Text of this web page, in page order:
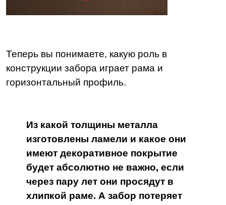
Теперь вы понимаете, какую роль в
конструкции забора играет рама и
горизонтальный профиль.
Из какой толщины металла
изготовлены ламели и какое они
имеют декоративное покрытие
будет абсолютно не важно, если
через пару лет они просядут в
хлипкой раме. А забор потеряет